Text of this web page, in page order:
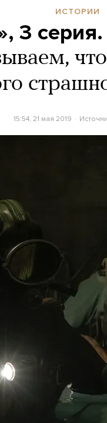
ИСТОРИИ
3
15:54, 21 мая 2019